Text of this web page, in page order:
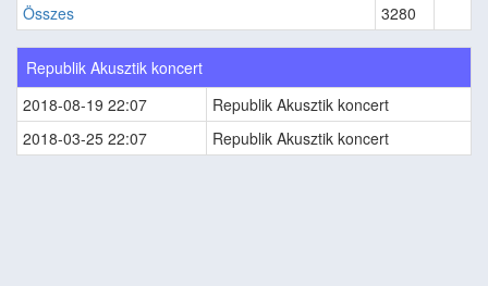
Összes
3280
Republik Akusztik koncert
2018-08-19 22:07
Republik Akusztik koncert
2018-03-25 22:07
Republik Akusztik koncert